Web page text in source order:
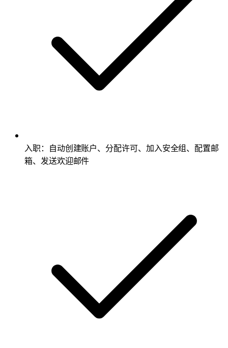
入职：自动创建账户、分配许可、加入安全组、配置邮
箱、发送欢迎邮件